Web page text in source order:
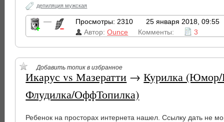
депиляция мужская
— Просмотры: 2310
25 января 2018, 09:55
Автор:Ounce Комменты: 3
Добавить топик в избранное
Икарус vs Мазератти →Курилка (Юмор/
Флудилка/ОффТопилка)
Ребенок на просторах интернета нашел. Ссылку дать не